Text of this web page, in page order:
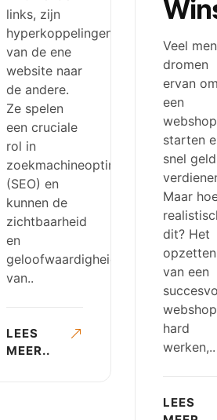
links, zijn
hyperkoppelingen
van de ene
website naar
de andere.
Ze spelen
een cruciale
rol in
zoekmachineoptimalisatie
(SEO) en
kunnen de
zichtbaarheid
en
geloofwaardigheid
van..
LEES
MEER..
Veel
dromen
ervan om
een
starten
snel
Maar
dit? Het
opzetten
van een
hard
werken,..
LEES